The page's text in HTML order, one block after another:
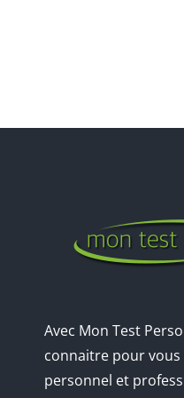
Avec Mon Test
connaitre pour
personnel et